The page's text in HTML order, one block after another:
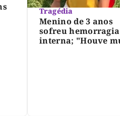
Tragédia
Menino de 3 anos
sofreu hemorragia
interna; "Houve